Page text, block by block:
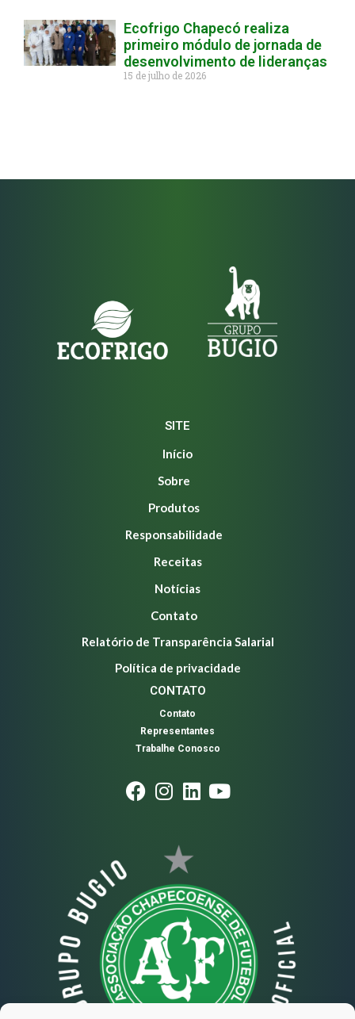
Ecofrigo Chapecó realiza
primeiro módulo de jornada de
desenvolvimento de lideranças
15 de julho de 2026
SITE
Início
Sobre
Produtos
Responsabilidade
Receitas
Notícias
Contato
Relatório de Transparência Salarial
Política de privacidade
CONTATO
Contato
Representantes
Trabalhe Conosco